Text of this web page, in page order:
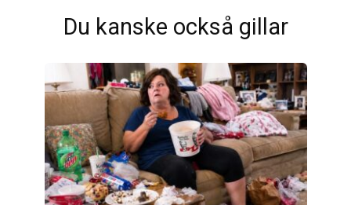
Du kanske också gillar